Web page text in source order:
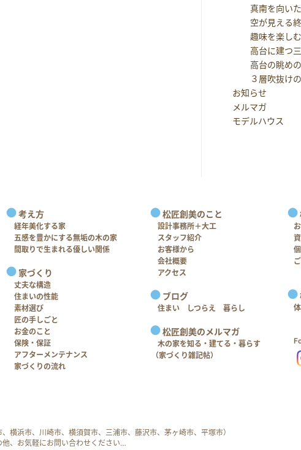
真南を向いた
空が見える終
趣味を楽しむ
高台に建つ三
高台の眺めの
３層吹抜けの
お知らせ
メルマガ
モデルハウス
考え方
経年美化する家
五感を豊かにする無垢の木の家
間取りで生まれる優しい関係
家づくり
丈夫な構造
住まいの性能
素材選び
匠の手しごと
お金のこと
保険・保証
アフターメンテナンス
家づくりの流れ
松匠創美のこと
設計事務所＋大工
スタッフ紹介
お客様から
会社概要
アクセス
ブログ
住まい しつらえ 暮らし
松匠創美のメルマガ
木の家を知る・建てる・暮らす
（家づくり雑記帖）
横浜市、川崎市、横須賀市、三浦市、藤沢市、茅ヶ崎市、平塚市）
、お気軽にお問い合わせください…